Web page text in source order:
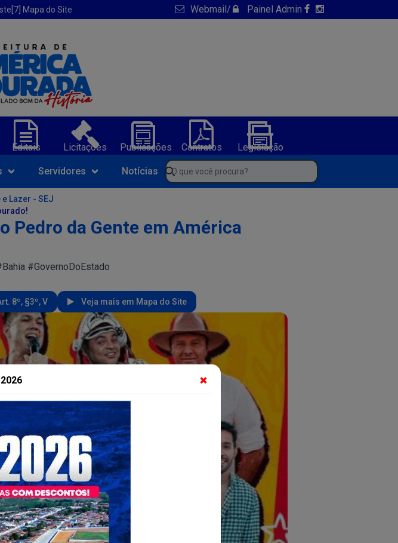
[7] Mapa do Site Webmail/ Painel Admin
Editais Licitações Publicações Contratos Legislação
Navegue pelo portal da Prefeitura de America Dourada-BA
O que você procura?
Servidores Notícias
Lazer - SEJ
Pedro da Gente em América
#GovernoDoEstado
8º, §3º, V Veja mais em Mapa do Site